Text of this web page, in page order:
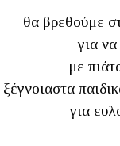
θα βρεθούμε
για
με
ξέγνοιαστα
για